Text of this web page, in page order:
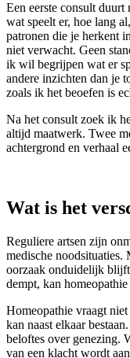
Een eerste consult
wat speelt er, hoe lang
patronen die je herkent
niet verwacht. Geen
ik wil begrijpen wat er
andere inzichten dan je
zoals ik het beoefen is
Na het consult zoek ik
altijd maatwerk. Twee
achtergrond en verhaal
Wat is het
Reguliere artsen zijn
medische
oorzaak onduidelijk
dempt, kan
Homeopathie vraagt
kan naast elkaar
beloftes over genezing.
van een klacht wordt